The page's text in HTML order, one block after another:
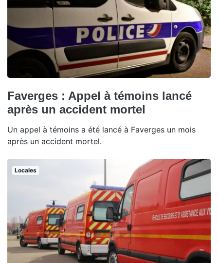
Faverges : Appel à témoins lancé
après un accident mortel
Un appel à témoins a été lancé à Faverges un mois
après un accident mortel.
Locales